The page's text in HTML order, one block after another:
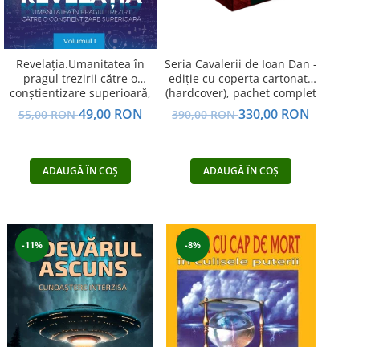
Revelația.Umanitatea în
pragul trezirii către o
conştientizare superioară,
volumul 1
55,00 RON49,00 RON
ADAUGĂ ÎN COȘ
Seria Cavalerii de Ioan Dan -
ediție cu coperta cartonată
(hardcover), pachet complet
390,00 RON330,00 RON
ADAUGĂ ÎN COȘ
-11% -8%